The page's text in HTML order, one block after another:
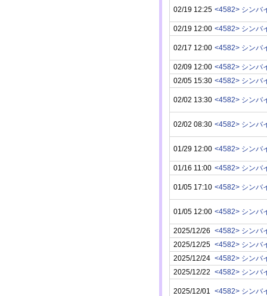
02/19 12:25 <4582> シンバ
02/19 12:00 <4582> シンバ
02/17 12:00 <4582> シンバ
02/09 12:00 <4582> シンバ
02/05 15:30 <4582> シンバ
02/02 13:30 <4582> シンバ
02/02 08:30 <4582> シンバ
01/29 12:00 <4582> シンバ
01/16 11:00 <4582> シンバ
01/05 17:10 <4582> シンバ
01/05 12:00 <4582> シンバ
2025/12/26 <4582> シンバ
2025/12/25 <4582> シンバ
2025/12/24 <4582> シンバ
2025/12/22 <4582> シンバ
2025/12/01 <4582> シンバ